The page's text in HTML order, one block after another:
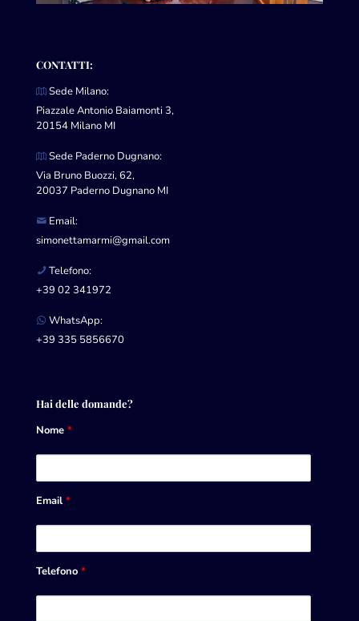
CONTATTI:
Sede Milano:
Piazzale Antonio Baiamonti 3,
20154 Milano MI
Sede Paderno Dugnano:
Via Bruno Buozzi, 62,
20037 Paderno Dugnano MI
Email:
simonettamarmi@gmail.com
Telefono:
+39 02 341972
WhatsApp:
+39 335 5856670
Hai delle domande?
Nome *
Email *
Telefono *